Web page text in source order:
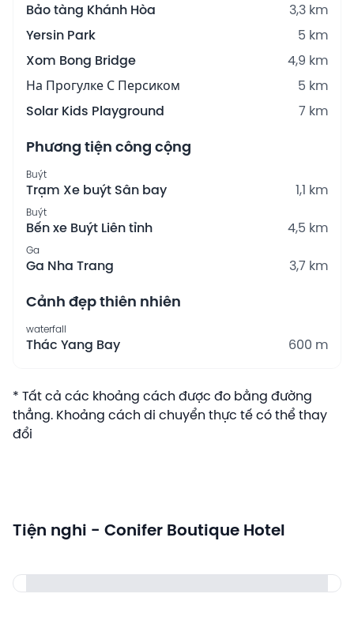
Bảo tàng Khánh Hòa
3,3 km
Yersin Park
5 km
Xom Bong Bridge
4,9 km
На Прогулке С Персиком
5 km
Solar Kids Playground
7 km
Phương tiện công cộng
Buýt
Trạm Xe buýt Sân bay 1,1 km
Buýt
Bến xe Buýt Liên tỉnh 4,5 km
Ga
Ga Nha Trang 3,7 km
Cảnh đẹp thiên nhiên
waterfall
Thác Yang Bay 600 m
* Tất cả các khoảng cách được đo bằng đường
thẳng. Khoảng cách di chuyển thực tế có thể thay
đổi
Tiện nghi - Conifer Boutique Hotel